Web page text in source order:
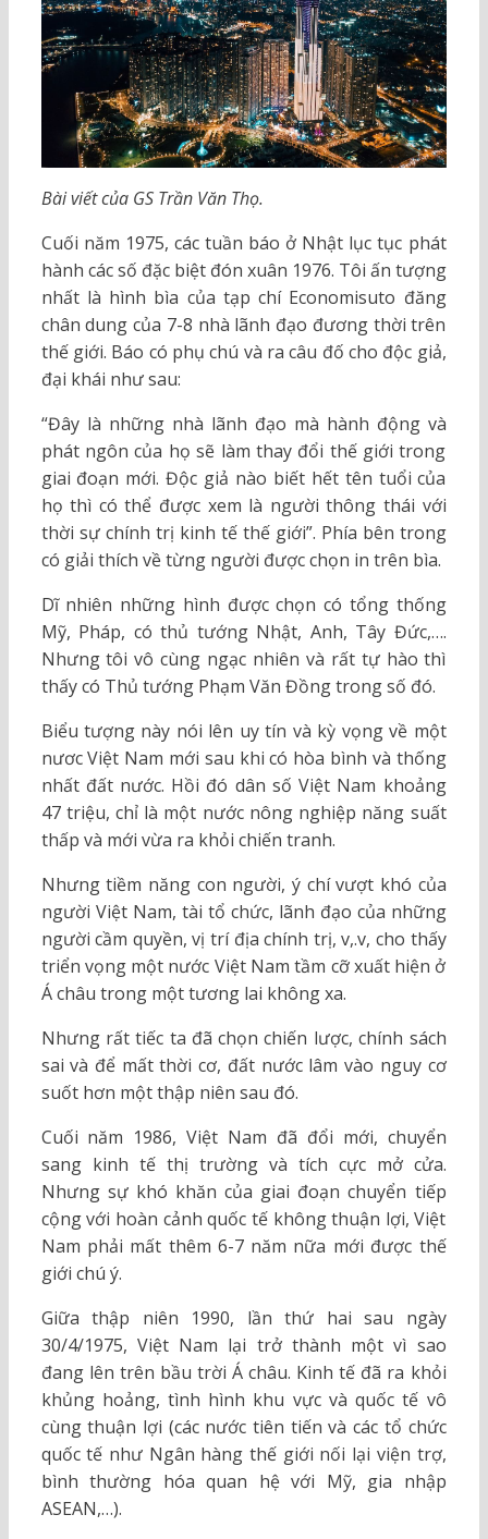
Bài viết của GS Trần Văn Thọ.
Cuối năm 1975, các tuần báo ở Nhật lục tục phát
hành các số đặc biệt đón xuân 1976. Tôi ấn tượng
nhất là hình bìa của tạp chí Economisuto đăng
chân dung của 7-8 nhà lãnh đạo đương thời trên
thế giới. Báo có phụ chú và ra câu đố cho độc giả,
đại khái như sau:
“Đây là những nhà lãnh đạo mà hành động và
phát ngôn của họ sẽ làm thay đổi thế giới trong
giai đoạn mới. Độc giả nào biết hết tên tuổi của
họ thì có thể được xem là người thông thái với
thời sự chính trị kinh tế thế giới”. Phía bên trong
có giải thích về từng người được chọn in trên bìa.
Dĩ nhiên những hình được chọn có tổng thống
Mỹ, Pháp, có thủ tướng Nhật, Anh, Tây Đức,….
Nhưng tôi vô cùng ngạc nhiên và rất tự hào thì
thấy có Thủ tướng Phạm Văn Đồng trong số đó.
Biểu tượng này nói lên uy tín và kỳ vọng về một
nươc Việt Nam mới sau khi có hòa bình và thống
nhất đất nước. Hồi đó dân số Việt Nam khoảng
47 triệu, chỉ là một nước nông nghiệp năng suất
thấp và mới vừa ra khỏi chiến tranh.
Nhưng tiềm năng con người, ý chí vượt khó của
người Việt Nam, tài tổ chức, lãnh đạo của những
người cầm quyền, vị trí địa chính trị, v,.v, cho thấy
triển vọng một nước Việt Nam tầm cỡ xuất hiện ở
Á châu trong một tương lai không xa.
Nhưng rất tiếc ta đã chọn chiến lược, chính sách
sai và để mất thời cơ, đất nước lâm vào nguy cơ
suốt hơn một thập niên sau đó.
Cuối năm 1986, Việt Nam đã đổi mới, chuyển
sang kinh tế thị trường và tích cực mở cửa.
Nhưng sự khó khăn của giai đoạn chuyển tiếp
cộng với hoàn cảnh quốc tế không thuận lợi, Việt
Nam phải mất thêm 6-7 năm nữa mới được thế
giới chú ý.
Giữa thập niên 1990, lần thứ hai sau ngày
30/4/1975, Việt Nam lại trở thành một vì sao
đang lên trên bầu trời Á châu. Kinh tế đã ra khỏi
khủng hoảng, tình hình khu vực và quốc tế vô
cùng thuận lợi (các nước tiên tiến và các tổ chức
quốc tế như Ngân hàng thế giới nối lại viện trợ,
bình thường hóa quan hệ với Mỹ, gia nhập
ASEAN,…).